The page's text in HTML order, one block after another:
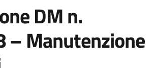
DM n.
– Manutenzione